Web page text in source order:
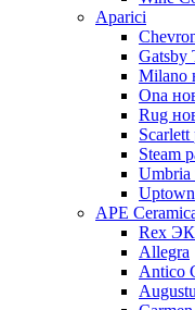
Aparici
Gatsby
Milano
Ona
Rug
Scarlett
Steam
Umbria
Uptown
APE
Rex
Allegra
Antico